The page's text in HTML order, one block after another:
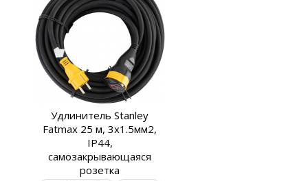
Удлинитель Stanley
Fatmax 25 м, 3x1.5мм2,
IP44,
самозакрывающаяся
розетка